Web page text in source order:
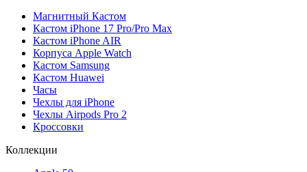
Магнитный Кастом
Кастом iPhone 17 Pro/Pro Max
Кастом iPhone AIR
Корпуса Apple Watch
Кастом Samsung
Кастом Huawei
Часы
Чехлы для iPhone
Чехлы Airpods Pro 2
Кроссовки
Коллекции